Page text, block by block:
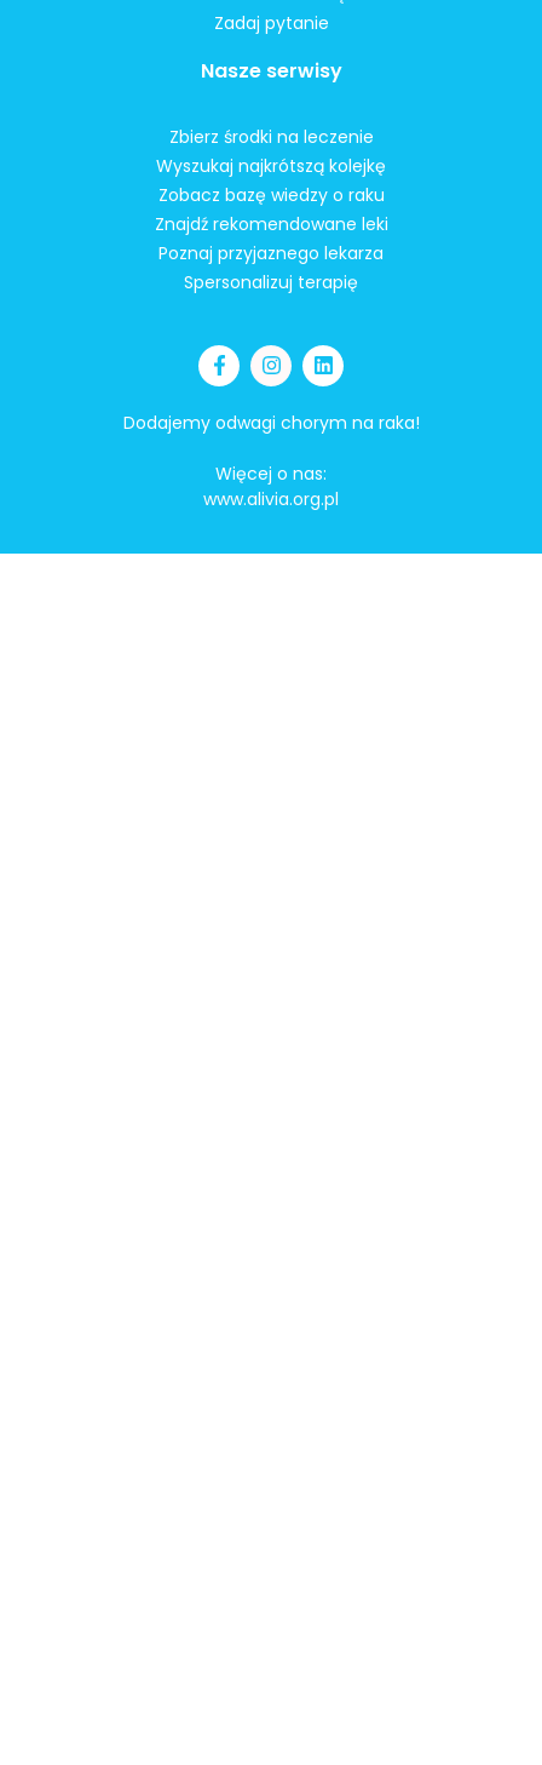
Zadaj pytanie
Nasze serwisy
Zbierz środki na leczenie
Wyszukaj najkrótszą kolejkę
Zobacz bazę wiedzy o raku
Znajdź rekomendowane leki
Poznaj przyjaznego lekarza
Spersonalizuj terapię
Dodajemy odwagi chorym na raka!
Więcej o nas:
www.alivia.org.pl